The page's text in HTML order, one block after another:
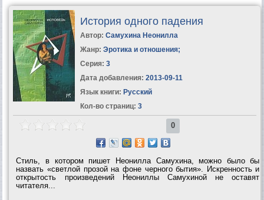
История одного падения
Автор: Самухина Неонилла
Жанр: Эротика и отношения;
Серия: 3
Дата добавления: 2013-09-11
Язык книги: Русский
Кол-во страниц: 3
0
Стиль, в котором пишет Неонилла Самухина, можно было бы
назвать «светлой прозой на фоне черного бытия». Искренность и
открытость произведений Неониллы Самухиной не оставят
читателя...